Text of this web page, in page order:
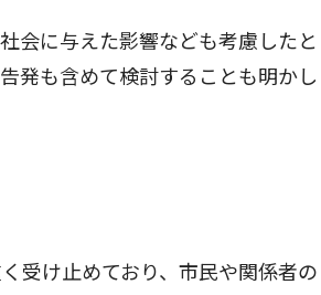
会に与えた影響なども考慮したと
発も含めて検討することも明かし
受け止めており、市民や関係者の